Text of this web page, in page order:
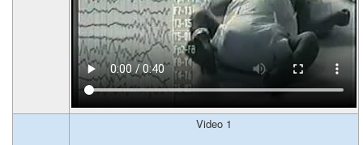
Video 1